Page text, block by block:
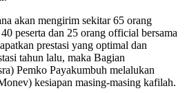
akan mengirim sekitar 65 orang
peserta dan 25 orang official bersama
prestasi yang optimal dan
tahun lalu, maka Bagian
Pemko Payakumbuh melalukan
kesiapan masing-masing kafilah.